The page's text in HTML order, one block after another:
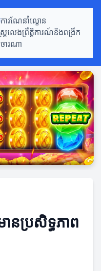
ការណែនាំល្ខោន
រលេងព្រឹត្តិការណ៍និងពង្រីក
រណា
នប្រសិទ្ធភាព